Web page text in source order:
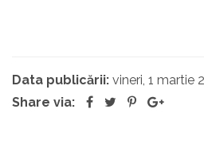
Data publicării: vineri, 1 martie
Share via: